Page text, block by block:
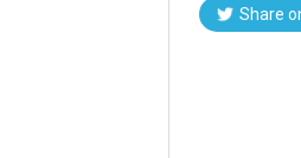
Share